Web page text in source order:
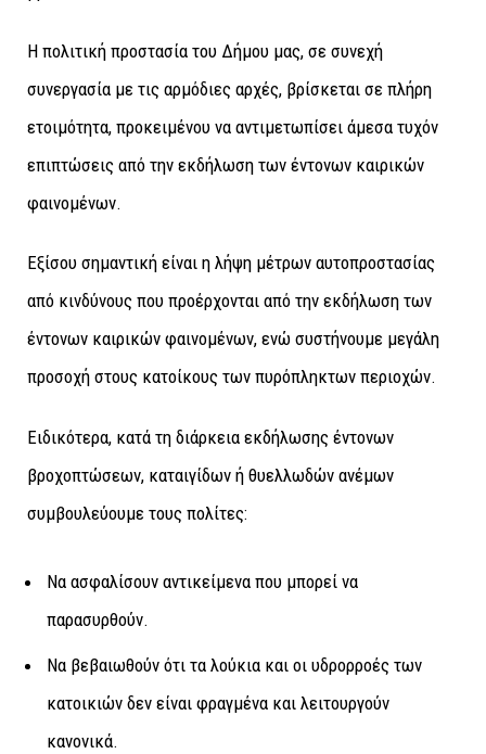
Η πολιτική προστασία του Δήμου μας, σε συνεχή
συνεργασία με τις αρμόδιες αρχές, βρίσκεται σε πλήρη
ετοιμότητα, προκειμένου να αντιμετωπίσει άμεσα τυχόν
επιπτώσεις από την εκδήλωση των έντονων καιρικών
φαινομένων.
Εξίσου σημαντική είναι η λήψη μέτρων αυτοπροστασίας
από κινδύνους που προέρχονται από την εκδήλωση των
έντονων καιρικών φαινομένων, ενώ συστήνουμε μεγάλη
προσοχή στους κατοίκους των πυρόπληκτων περιοχών.
Ειδικότερα, κατά τη διάρκεια εκδήλωσης έντονων
βροχοπτώσεων, καταιγίδων ή θυελλωδών ανέμων
συμβουλεύουμε τους πολίτες:
Να ασφαλίσουν αντικείμενα που μπορεί να
παρασυρθούν.
Να βεβαιωθούν ότι τα λούκια και οι υδρορροές των
κατοικιών δεν είναι φραγμένα και λειτουργούν
κανονικά.